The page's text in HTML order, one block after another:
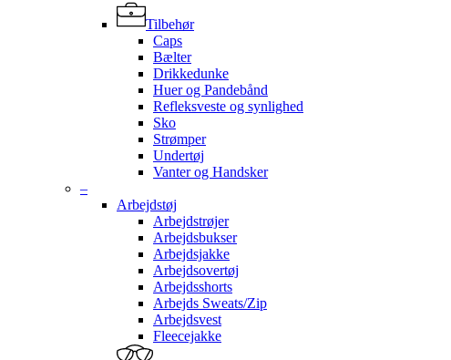
Tilbehør
Caps
Bælter
Drikkedunke
Huer og Pandebånd
Refleksveste og synlighed
Sko
Strømper
Undertøj
Vanter og Handsker
–
Arbejdstøj
Arbejdstrøjer
Arbejdsbukser
Arbejdsjakke
Arbejdsovertøj
Arbejdsshorts
Arbejds Sweats/Zip
Arbejdsvest
Fleecejakke